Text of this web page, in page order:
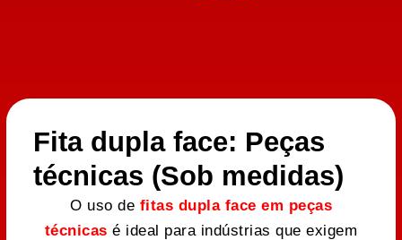
Fita dupla face: Peças
técnicas (Sob medidas)
O uso de fitas dupla face em peças
técnicas é ideal para indústrias que exigem